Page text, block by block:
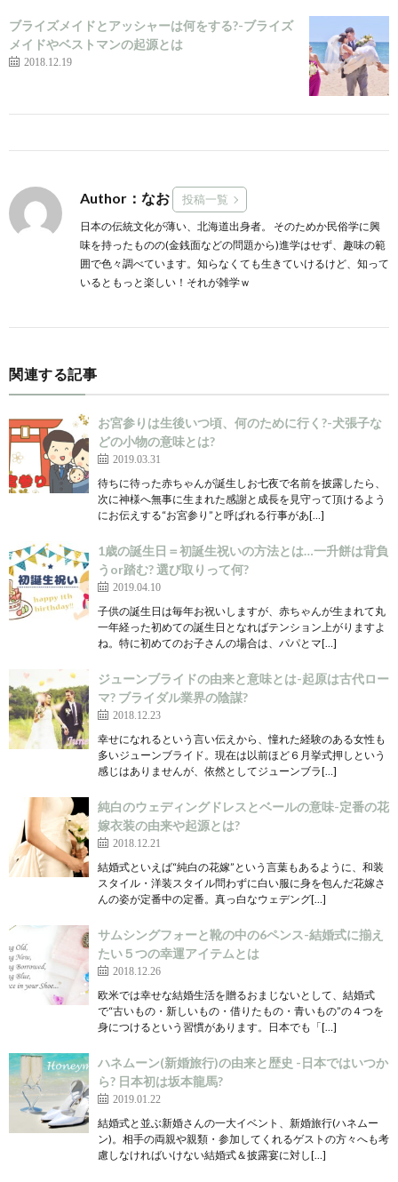
ブライズメイドとアッシャーは何をする?-ブライズ
メイドやベストマンの起源とは
2018.12.19
Author：なお 投稿一覧
日本の伝統文化が薄い、北海道出身者。 そのためか民俗学に興
味を持ったものの(金銭面などの問題から)進学はせず、趣味の範
囲で色々調べています。知らなくても生きていけるけど、知って
いるともっと楽しい！それが雑学ｗ
関連する記事
お宮参りは生後いつ頃、何のために行く?-犬張子な
どの小物の意味とは?
2019.03.31
待ちに待った赤ちゃんが誕生しお七夜で名前を披露したら、
次に神様へ無事に生まれた感謝と成長を見守って頂けるよう
にお伝えする“お宮参り”と呼ばれる行事があ[…]
1歳の誕生日＝初誕生祝いの方法とは…一升餅は背負
うor踏む? 選び取りって何?
2019.04.10
子供の誕生日は毎年お祝いしますが、赤ちゃんが生まれて丸
一年経った初めての誕生日となればテンション上がりますよ
ね。特に初めてのお子さんの場合は、パパとマ[…]
ジューンブライドの由来と意味とは-起原は古代ロー
マ? ブライダル業界の陰謀?
2018.12.23
幸せになれるという言い伝えから、憧れた経験のある女性も
多いジューンブライド。現在は以前ほど６月挙式押しという
感じはありませんが、依然としてジューンブラ[…]
純白のウェディングドレスとベールの意味-定番の花
嫁衣装の由来や起源とは?
2018.12.21
結婚式といえば“純白の花嫁”という言葉もあるように、和装
スタイル・洋装スタイル問わずに白い服に身を包んだ花嫁さ
んの姿が定番中の定番。真っ白なウェデング[…]
サムシングフォーと靴の中の6ペンス-結婚式に揃え
たい５つの幸運アイテムとは
2018.12.26
欧米では幸せな結婚生活を贈るおまじないとして、結婚式
で“古いもの・新しいもの・借りたもの・青いもの”の４つを
身につけるという習慣があります。日本でも「[…]
ハネムーン(新婚旅行)の由来と歴史 -日本ではいつか
ら? 日本初は坂本龍馬?
2019.01.22
結婚式と並ぶ新婚さんの一大イベント、新婚旅行(ハネムー
ン)。相手の両親や親類・参加してくれるゲストの方々へも考
慮しなければいけない結婚式＆披露宴に対し[…]